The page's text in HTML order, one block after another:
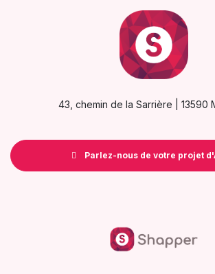
43, chemin de la Sarrière | 13590
Parlez-nous de votre projet